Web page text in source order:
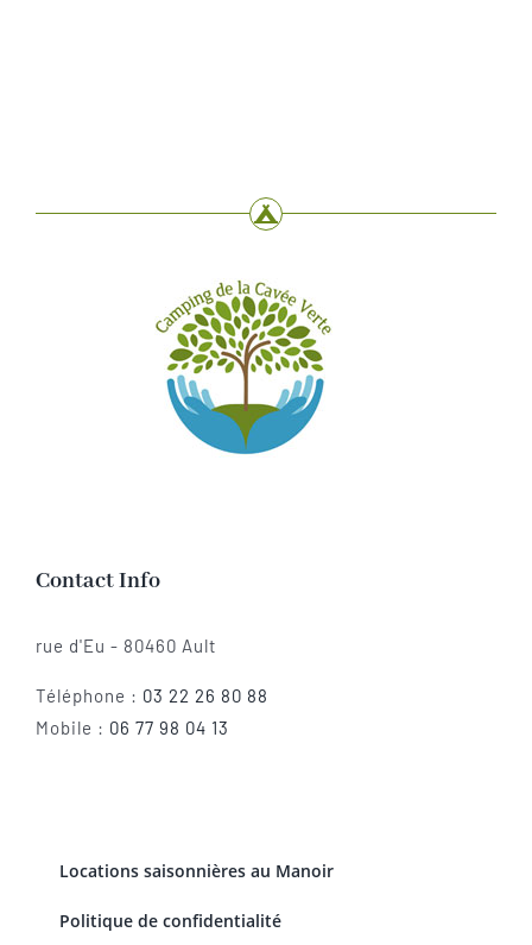
Contact Info
rue d'Eu - 80460 Ault
Téléphone : 03 22 26 80 88
Mobile : 06 77 98 04 13
Locations saisonnières au Manoir
Politique de confidentialité